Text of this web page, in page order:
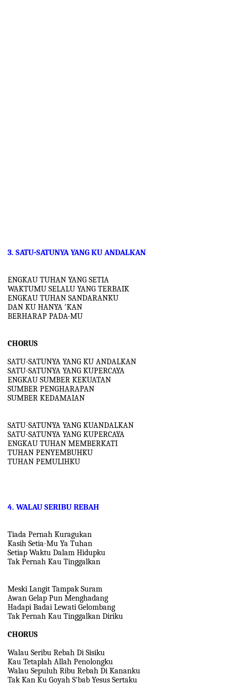
3. SATU-SATUNYA YANG KU ANDALKAN
ENGKAU TUHAN YANG SETIA
WAKTUMU SELALU YANG TERBAIK
ENGKAU TUHAN SANDARANKU
DAN KU HANYA ‘KAN
BERHARAP PADA-MU
CHORUS
SATU-SATUNYA YANG KU ANDALKAN
SATU-SATUNYA YANG KUPERCAYA
ENGKAU SUMBER KEKUATAN
SUMBER PENGHARAPAN
SUMBER KEDAMAIAN
SATU-SATUNYA YANG KUANDALKAN
SATU-SATUNYA YANG KUPERCAYA
ENGKAU TUHAN MEMBERKATI
TUHAN PENYEMBUHKU
TUHAN PEMULIHKU
4. WALAU SERIBU REBAH
Tiada Pernah Kuragukan
Kasih Setia-Mu Ya Tuhan
Setiap Waktu Dalam Hidupku
Tak Pernah Kau Tinggalkan
Meski Langit Tampak Suram
Awan Gelap Pun Menghadang
Hadapi Badai Lewati Gelombang
Tak Pernah Kau Tinggalkan Diriku
CHORUS
Walau Seribu Rebah Di Sisiku
Kau Tetaplah Allah Penolongku
Walau Sepuluh Ribu Rebah Di Kananku
Tak Kan Ku Goyah S'bab Yesus Sertaku